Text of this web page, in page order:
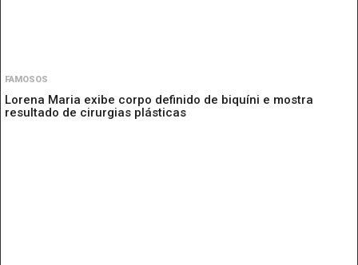
FAMOSOS
Lorena Maria exibe corpo definido de biquíni e mostra
resultado de cirurgias plásticas